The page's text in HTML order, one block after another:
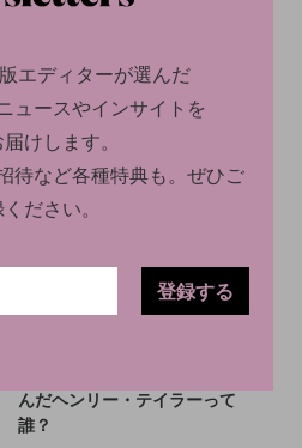
ファレル・ウィリアムスがル
んだヘンリー・テイラーって
誰？
エディターが選んだ
ュースやインサイトを
けします。
待など各種特典も。ぜひご
ださい。
登録する